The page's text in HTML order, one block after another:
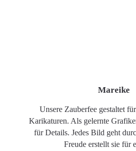
Mareike
Unsere Zauberfee gestaltet
Karikaturen. Als gelernte
für Details. Jedes Bild geht
Freude erstellt sie für